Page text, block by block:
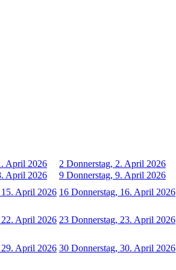
April 2026 2 Donnerstag, 2. April 2026
April 2026
9 Donnerstag, 9. April 2026
April 2026 16 Donnerstag, 16. April 2026
April 2026 23 Donnerstag, 23. April 2026
April 2026 30 Donnerstag, 30. April 2026